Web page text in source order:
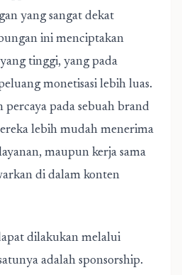
yang sangat dekat
ini menciptakan
tinggi, yang pada
monetisasi lebih luas.
percaya pada sebuah brand
lebih mudah menerima
maupun kerja sama
di dalam konten
dilakukan melalui
adalah sponsorship.